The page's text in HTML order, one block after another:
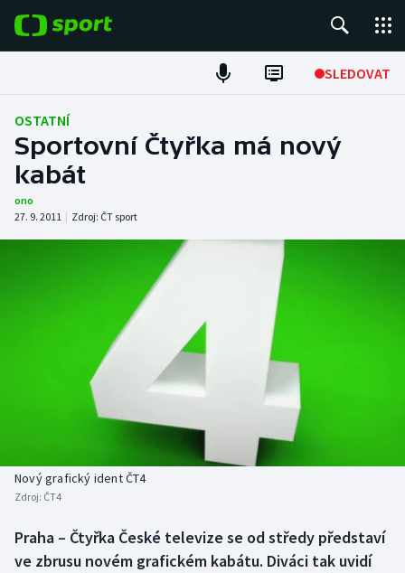
SLEDOVAT
Fotbal
Hokej
Atletika
Americký fotbal
Baseball a softbal
Biatlon
Boby a skeleton
NEPŘEHLÉDNĚTE
Aplikace ČT sport
AZ kvíz
OSTATNÍ
Sportovní Čtyřka má nový
kabát
ono
27. 9. 2011 | Zdroj: ČT sport
Nový grafický ident ČT4
Zdroj: ČT4
Praha – Čtyřka České televize se od středy představí
ve zbrusu novém grafickém kabátu. Diváci tak uvidí